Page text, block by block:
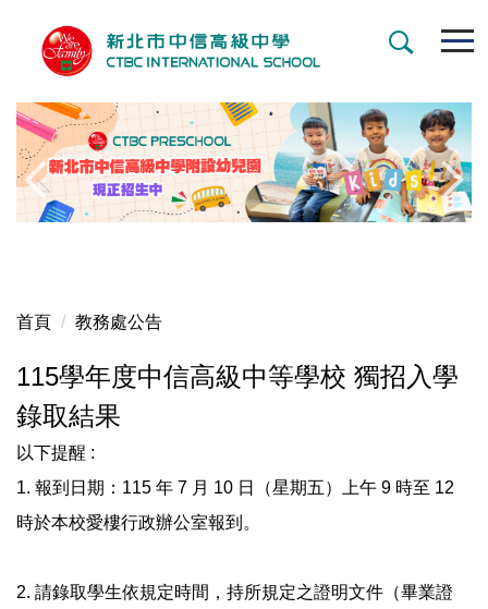
內
容
區
首頁 教務處公告
115學年度中信高級中等學校 獨招入學
錄取結果
以下提醒 :
1. 報到日期：115 年 7 月 10 日（星期五）上午 9 時至 12
時於本校愛樓行政辦公室報到。
2. 請錄取學生依規定時間，持所規定之證明文件（畢業證